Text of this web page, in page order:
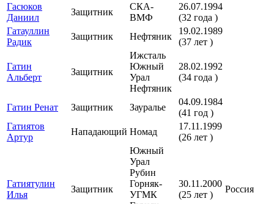
Гасюков
Даниил
Защитник
СКА-
ВМФ
26.07.1994
(32 года )
Гатауллин
Радик
Защитник Нефтяник
19.02.1989
(37 лет )
Гатин
Альберт
Защитник
Ижсталь
Южный
Урал
Нефтяник
28.02.1992
(34 года )
Гатин Ренат Защитник Зауралье
04.09.1984
(41 год )
Гатиятов
Артур
Нападающий Номад
17.11.1999
(26 лет )
Гатиятулин
Илья
Защитник
Южный
Урал
Рубин
Горняк-
УГМК
30.11.2000
(25 лет )
Россия